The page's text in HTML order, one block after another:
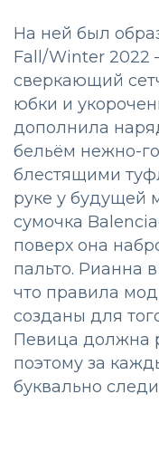
На ней был
Fall/Winter 2022
сверкающий
юбки и
дополнила
бельём нежно-
блестящими
руке у будущей
сумочка
поверх она
пальто. Рианна
что правила
созданы для
Певица должна
поэтому за
буквально